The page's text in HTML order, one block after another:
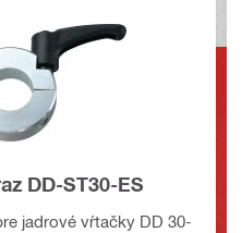
DD-ST30-ES
jadrové vŕtačky DD 30-